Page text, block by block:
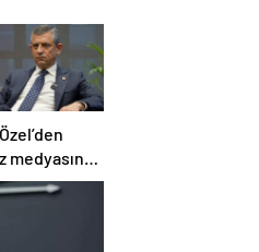
medyasına
sitemi